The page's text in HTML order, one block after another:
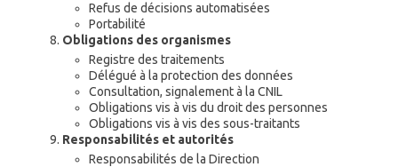
Refus de décisions automatisées
Portabilité
Obligations des organismes
Registre des traitements
Délégué à la protection des données
Consultation, signalement à la CNIL
Obligations vis à vis du droit des personnes
Obligations vis à vis des sous-traitants
Responsabilités et autorités
Responsabilités de la Direction